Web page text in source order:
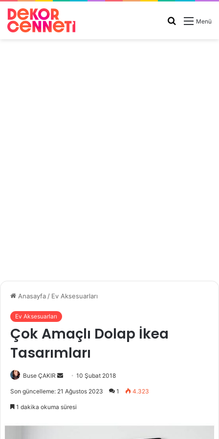
Menü
Arama
Anasayfa / Ev Aksesuarları
Ev Aksesuarları
Çok Amaçlı Dolap İkea
Tasarımları
Buse ÇAKIR
e
10 Şubat 2018
Son güncelleme: 21 Ağustos 2023 1 4.323
1 dakika okuma süresi